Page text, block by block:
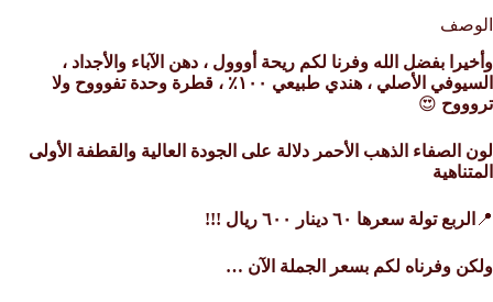
الوصف
وأخيرا بفضل الله وفرنا لكم ريحة أووول ، دهن الآباء والأجداد ،
السيوفي الأصلي ، هندي طبيعي ١٠٠٪؜ ، قطرة وحدة تفوووح ولا
تروووح 😍
لون الصفاء الذهب الأحمر دلالة على الجودة العالية والقطفة الأولى
المتناهية
📍 الربع تولة سعرها ٦٠ دينار ٦٠٠ ريال !!!
ولكن وفرناه لكم بسعر الجملة الآن …